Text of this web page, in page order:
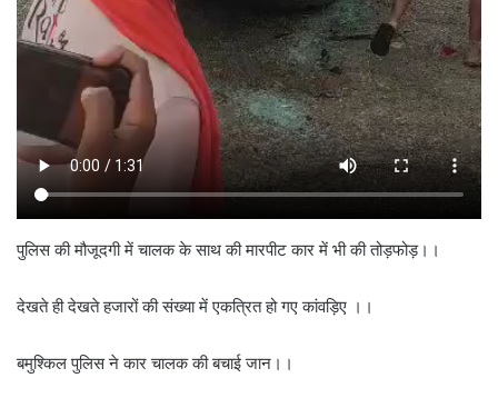
पुलिस की मौजूदगी में चालक के साथ की मारपीट कार में भी की तोड़फोड़।।
देखते ही देखते हजारों की संख्या में एकत्रित हो गए कांवड़िए ।।
बमुश्किल पुलिस ने कार चालक की बचाई जान।।